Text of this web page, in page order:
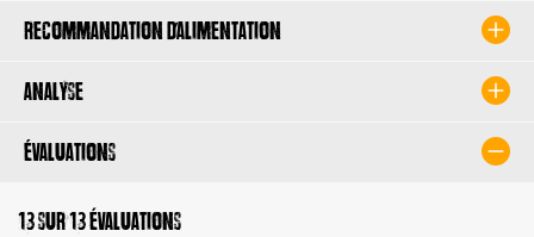
Recommandation d’alimentation
Analyse
Évaluations
13 sur 13 évaluations